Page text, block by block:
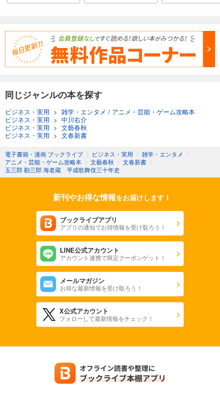
同じジャンルの本を探す
ビジネス・実用 > 雑学・エンタメ / アニメ・芸能・ゲーム攻略本
ビジネス・実用 > 中川右介
ビジネス・実用 > 文藝春秋
ビジネス・実用 > 文春新書
電子書籍・漫画 ブックライブ 〉 ビジネス・実用 〉 雑学・エンタメ 〉
アニメ・芸能・ゲーム攻略本 〉 文藝春秋 〉 文春新書 〉
玉三郎 勘三郎 海老蔵 平成歌舞伎三十年史
新刊やお得な情報をお届けします！
ブックライブアプリ
アプリの通知でお得情報を受け取ろう！
LINE公式アカウント
アカウント連携で限定クーポンゲット！
メールマガジン
お得な最新情報を受け取ろう！
X公式アカウント
フォローして最新情報をチェック！